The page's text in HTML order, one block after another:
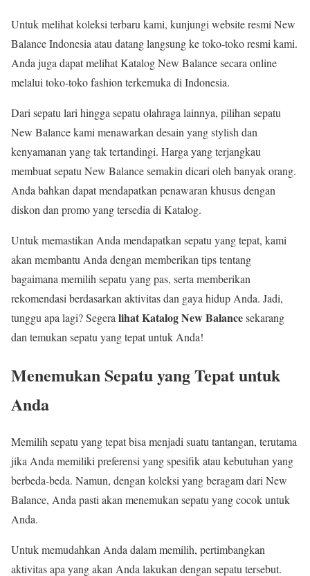
Untuk melihat koleksi terbaru kami, kunjungi website resmi New
Balance Indonesia atau datang langsung ke toko-toko resmi kami.
Anda juga dapat melihat Katalog New Balance secara online
melalui toko-toko fashion terkemuka di Indonesia.
Dari sepatu lari hingga sepatu olahraga lainnya, pilihan sepatu
New Balance kami menawarkan desain yang stylish dan
kenyamanan yang tak tertandingi. Harga yang terjangkau
membuat sepatu New Balance semakin dicari oleh banyak orang.
Anda bahkan dapat mendapatkan penawaran khusus dengan
diskon dan promo yang tersedia di Katalog.
Untuk memastikan Anda mendapatkan sepatu yang tepat, kami
akan membantu Anda dengan memberikan tips tentang
bagaimana memilih sepatu yang pas, serta memberikan
rekomendasi berdasarkan aktivitas dan gaya hidup Anda. Jadi,
tunggu apa lagi? Segera lihat Katalog New Balancesekarang
dan temukan sepatu yang tepat untuk Anda!
Menemukan Sepatu yang Tepat untuk
Anda
Memilih sepatu yang tepat bisa menjadi suatu tantangan, terutama
jika Anda memiliki preferensi yang spesifik atau kebutuhan yang
berbeda-beda. Namun, dengan koleksi yang beragam dari New
Balance, Anda pasti akan menemukan sepatu yang cocok untuk
Anda.
Untuk memudahkan Anda dalam memilih, pertimbangkan
aktivitas apa yang akan Anda lakukan dengan sepatu tersebut.